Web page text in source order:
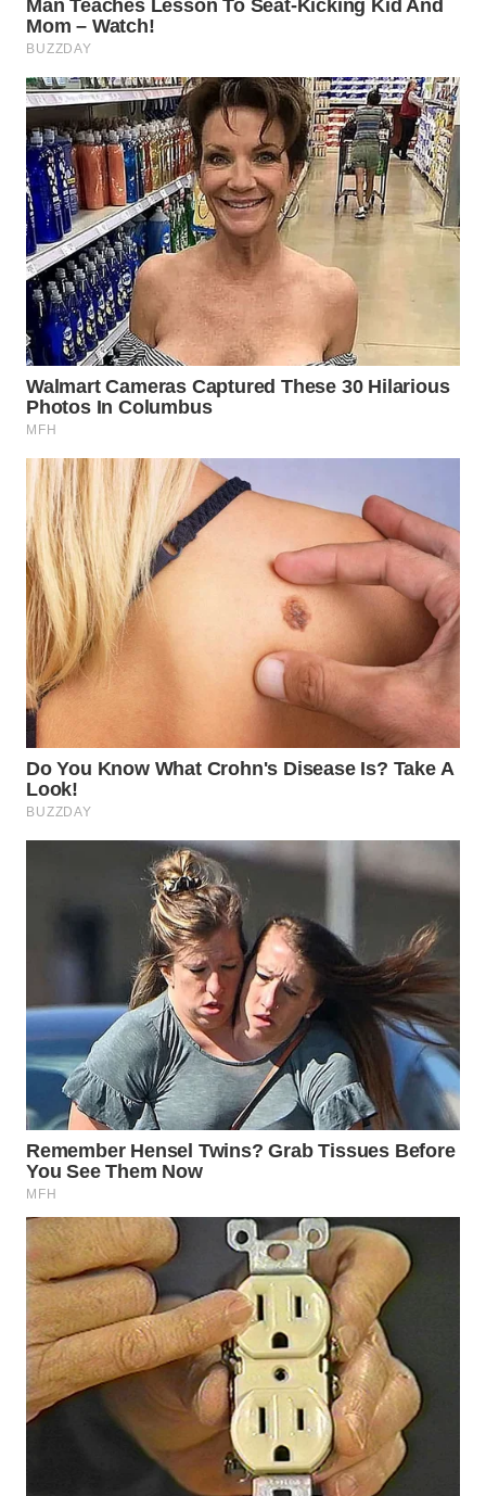
SIMALUNGUN
LABUHANBATU
WN
TAPANULI
TENGAH
WN DELI
SERDANG
WN
TEBING
TINGGI
PAKPAK
WN
KARAWANG
WN
BEKASI
WN
BOGOR
DEPOK
WN
SAMOSIR
WN
PADANG
LAWAS
WN
SUMEDANG
CIANJUR
WN
KEPULAUAN
SERIBU
WN
TANGERANG